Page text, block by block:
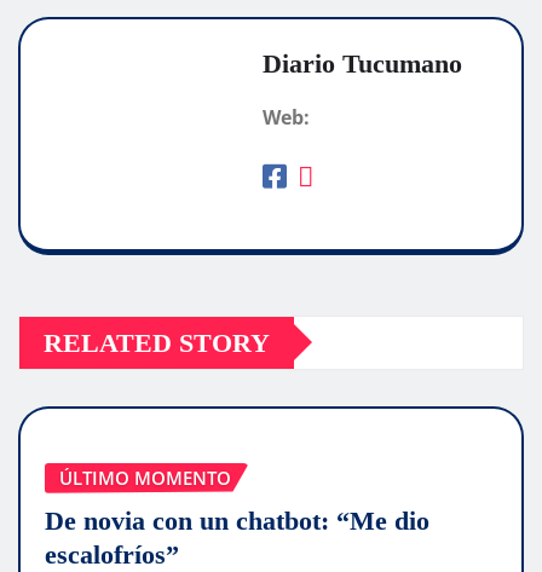
Diario Tucumano
Web:
RELATED STORY
ÚLTIMO MOMENTO
De novia con un chatbot: “Me dio
escalofríos”